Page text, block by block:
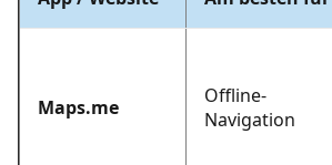
Maps.me
Offline-
Navigation